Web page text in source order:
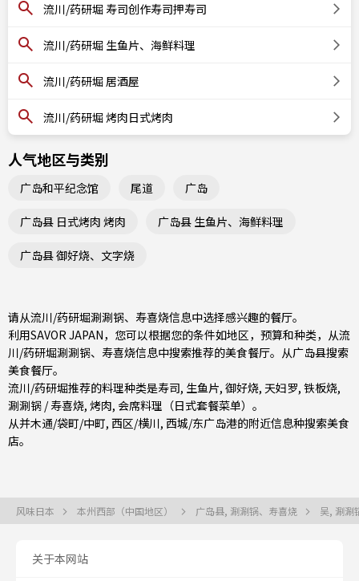
流川/药研堀 寿司创作寿司押寿司
流川/药研堀 生鱼片、海鲜料理
流川/药研堀 居酒屋
流川/药研堀 烤肉日式烤肉
人气地区与类别
广岛和平纪念馆 尾道 广岛
广岛县 日式烤肉 烤肉 广岛县 生鱼片、海鲜料理
广岛县 御好烧、文字烧
请从流川/药研堀涮涮锅、寿喜烧信息中选择感兴趣的餐厅。
利用SAVOR JAPAN，您可以根据您的条件如地区，预算和种类，从流
川/药研堀涮涮锅、寿喜烧信息中搜索推荐的美食餐厅。从广岛县搜索
美食餐厅。
流川/药研堀推荐的料理种类是寿司, 生鱼片, 御好烧, 天妇罗, 铁板烧,
涮涮锅 / 寿喜烧, 烤肉, 会席料理（日式套餐菜单） 。
从并木通/袋町/中町, 西区/横川, 西城/东广岛港的附近信息种搜索美食
店。
风味日本 本州西部（中国地区） 广岛县, 涮涮锅、寿喜烧 吴, 涮涮
关于本网站